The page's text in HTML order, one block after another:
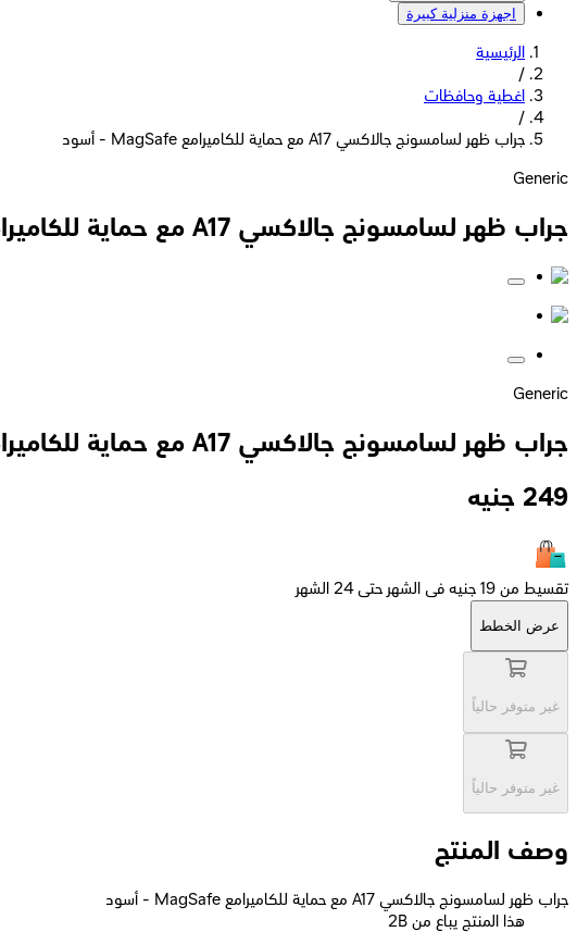
اجهزة منزلية كبيرة
الرئيسية
/
اغطية وحافظات
/
جراب ظهر لسامسونج جالاكسي A17 مع حماية للكاميرامع MagSafe - أسود
Generic
جراب ظهر لسامسونج جالاكسي A17 مع حماية للكاميرامع MagSafe - أسود
Generic
جراب ظهر لسامسونج جالاكسي A17 مع حماية للكاميرامع MagSafe - أسود
249 جنيه
تقسيط من 19 جنيه فى الشهر حتى 24 الشهر
عرض الخطط
غير متوفر حالياً
غير متوفر حالياً
وصف المنتج
جراب ظهر لسامسونج جالاكسي A17 مع حماية للكاميرامع MagSafe - أسود
2B هذا المنتج يباع من